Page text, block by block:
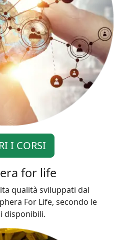
I CORSI
for life
qualità sviluppati dal
For Life, secondo le
disponibili.